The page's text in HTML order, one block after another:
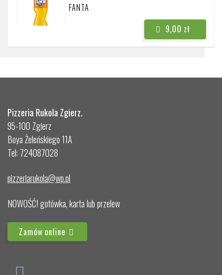
FANTA
Pizzeria Rukola Zgierz.
95-100 Zgierz
Boya Żeleńskiego 11A
Tel: 724087028
pizzeriarukola@wp.pl
NOWOŚĆ! gotówka, karta lub przelew
Zamów online